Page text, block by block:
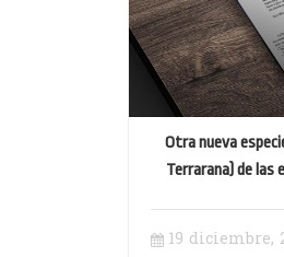
Otra nueva
Terrarana) de las
19 diciembre,